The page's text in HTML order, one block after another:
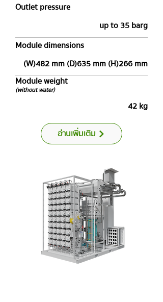
Outlet pressure
up to 35 barg
Module dimensions
(W)482 mm (D)635 mm (H)266 mm
Module weight
(without water)
42 kg
อ่านเพิ่มเติม